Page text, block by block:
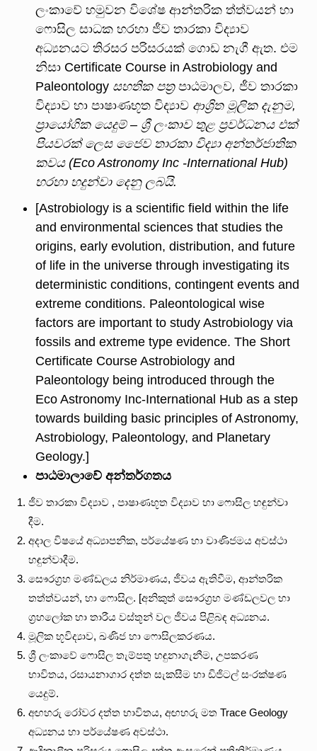
ලංකාවේ හමුවන විශේෂ ආන්තරික ත්ත්වයන් හා
ෆොසිල සාධක හරහා ජීව තාරකා විද්‍යාව
අධ්‍යනයට තිරසර පරිසරයක් ගොඩ නැගී ඇත. එම
නිසා Certificate Course in Astrobiology and
Paleontology සහතික පත්පාඨමාලව, ජීව තාරකා
විද්‍යාව හා පාෂාණභූත විද්‍යාව ආශ්රිත මූලික දැනුම,
ප්රායෝගික යෙදුම්– ශ් ලංකාව තුළ ප්රවර්ධනය එක්
පියවරක් ලෙස ජෛව තාරකා විද් අන්තර්ජාතික
කවය(Eco Astronomy Inc -International Hub)
හරහා හදුන්වා දෙනු ලබයි.
[Astrobiology is a scientific field within the life
and environmental sciences that studies the
origins, early evolution, distribution, and future
of life in the universe through investigating its
deterministic conditions, contingent events and
extreme conditions. Paleontological wise
factors are important to study Astrobiology via
fossils and extreme type evidence. The Short
Certificate Course Astrobiology and
Paleontology being introduced through the
Eco Astronomy Inc-International Hub as a step
towards building basic principles of Astronomy,
Astrobiology, Paleontology, and Planetary
Geology.]
පාඨමාලාවේ අන්තර්ගතය
ජීව තාරකා විද්‍යාව , පාෂාණභූත විද්‍යාව හා ෆොසිල හඳුන්වා
දීම.
අදාල විෂයේ අධ්‍යාපනික, පර්යේෂණ හා වාණිජමය අවස්ථා
හඳුන්වාදීම.
සෞරග්‍රහ මණ්ඩලය නිර්මාණය, ජීවය ඇතිවීම, ආන්තරික
තත්ත්වයන්, හා ෆොසිල. [අනිකුත් සෞරග්‍රහ මණ්ඩලවල හා
ග්‍රහලෝක හා තාරීය වස්තූන් වල ජීවය පිළිබඳ අධ්‍යනය.
මූලික භූවිද්‍යාව, ඛණිජ හා ෆොසිලකරණය.
ශ්‍රී ලංකාවේ ෆොසිල තැම්පතු හඳුනාගැනීම, උපකරණ
භාවිතය, රසායනාගාර දත්ත සැකසීම හා ඩිජිටල් සංරක්ෂණ
යෙදුම්.
අඟහරු රෝවර දත්ත භාවිතය, අඟහරු මත Trace Geology
අධ්‍යනය හා පර්යේෂණ අවස්ථා.